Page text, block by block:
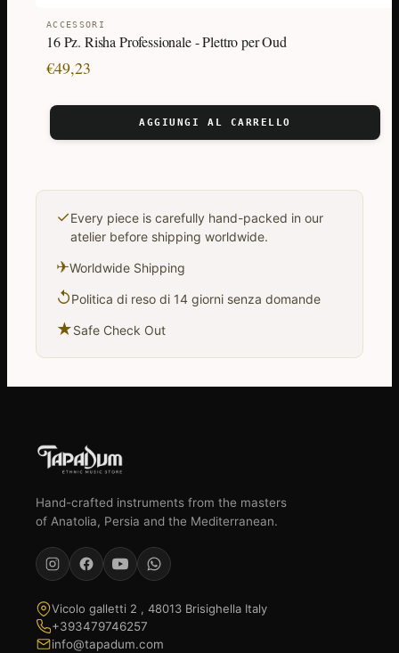
ACCESSORI
16 Pz. Risha Professionale - Plettro per Oud
€49,23
AGGIUNGI AL CARRELLO
✓Every piece is carefully hand-packed in our
atelier before shipping worldwide.
✈Worldwide Shipping
↺Politica di reso di 14 giorni senza domande
★Safe Check Out
Hand-crafted instruments from the masters
of Anatolia, Persia and the Mediterranean.
Vicolo galletti 2 , 48013 Brisighella Italy
+393479746257
info@tapadum.com